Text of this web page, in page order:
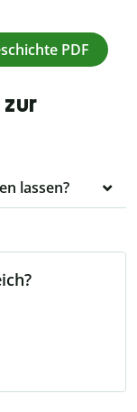
PDF
lassen?